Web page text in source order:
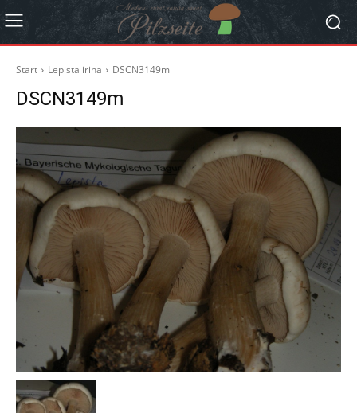
Start Lepista irina DSCN3149m
DSCN3149m